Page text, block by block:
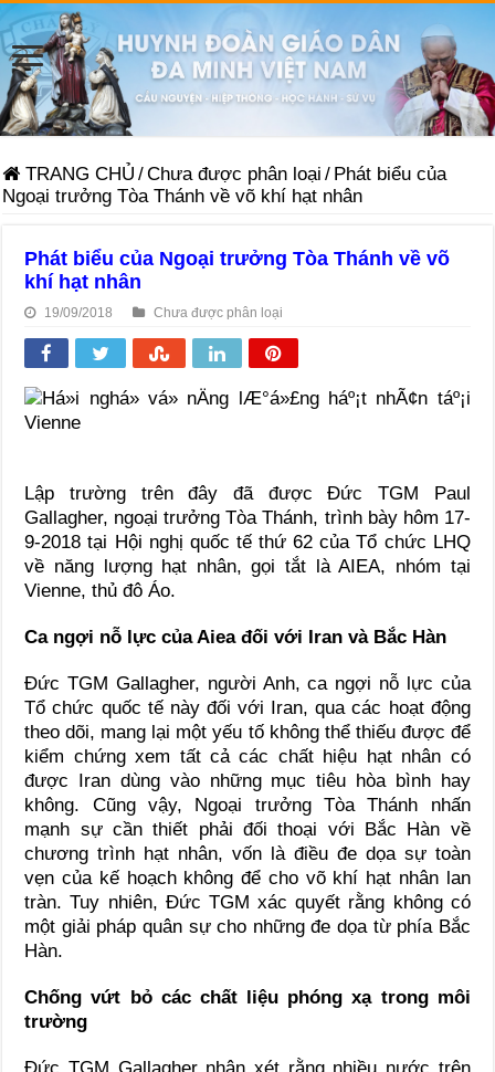
TRANG CHỦ /Chưa được phân loại / Phát biểu của
Ngoại trưởng Tòa Thánh về võ khí hạt nhân
Phát biểu của Ngoại trưởng Tòa Thánh về võ
khí hạt nhân
19/09/2018 Chưa được phân loại
Lập trường trên đây đã được Đức TGM Paul
Gallagher, ngoại trưởng Tòa Thánh, trình bày hôm 17-
9-2018 tại Hội nghị quốc tế thứ 62 của Tổ chức LHQ
về năng lượng hạt nhân, gọi tắt là AIEA, nhóm tại
Vienne, thủ đô Áo.
Ca ngợi nỗ lực của Aiea đối với Iran và Bắc Hàn
Đức TGM Gallagher, người Anh, ca ngợi nỗ lực của
Tổ chức quốc tế này đối với Iran, qua các hoạt động
theo dõi, mang lại một yếu tố không thể thiếu được để
kiểm chứng xem tất cả các chất hiệu hạt nhân có
được Iran dùng vào những mục tiêu hòa bình hay
không. Cũng vậy, Ngoại trưởng Tòa Thánh nhấn
mạnh sự cần thiết phải đối thoại với Bắc Hàn về
chương trình hạt nhân, vốn là điều đe dọa sự toàn
vẹn của kế hoạch không để cho võ khí hạt nhân lan
tràn. Tuy nhiên, Đức TGM xác quyết rằng không có
một giải pháp quân sự cho những đe dọa từ phía Bắc
Hàn.
Chống vứt bỏ các chất liệu phóng xạ trong môi
trường
Đức TGM Gallagher nhận xét rằng nhiều nước trên